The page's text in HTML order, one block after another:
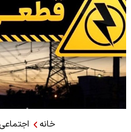
خانه